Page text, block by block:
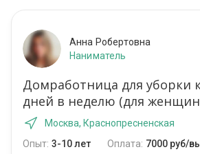
Анна Робертовна
Наниматель
Домработница для уборки
дней в неделю (для
Москва, Краснопресненская
Опыт: 3-10 лет Оплата: 7000 руб/